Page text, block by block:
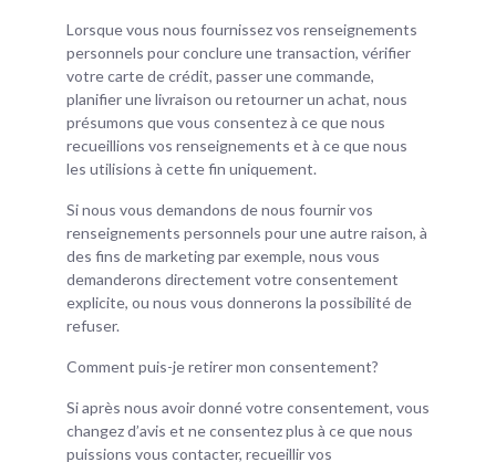
Lorsque vous nous fournissez vos renseignements
personnels pour conclure une transaction, vérifier
votre carte de crédit, passer une commande,
planifier une livraison ou retourner un achat, nous
présumons que vous consentez à ce que nous
recueillions vos renseignements et à ce que nous
les utilisions à cette fin uniquement.
Si nous vous demandons de nous fournir vos
renseignements personnels pour une autre raison, à
des fins de marketing par exemple, nous vous
demanderons directement votre consentement
explicite, ou nous vous donnerons la possibilité de
refuser.
Comment puis-je retirer mon consentement?
Si après nous avoir donné votre consentement, vous
changez d’avis et ne consentez plus à ce que nous
puissions vous contacter, recueillir vos